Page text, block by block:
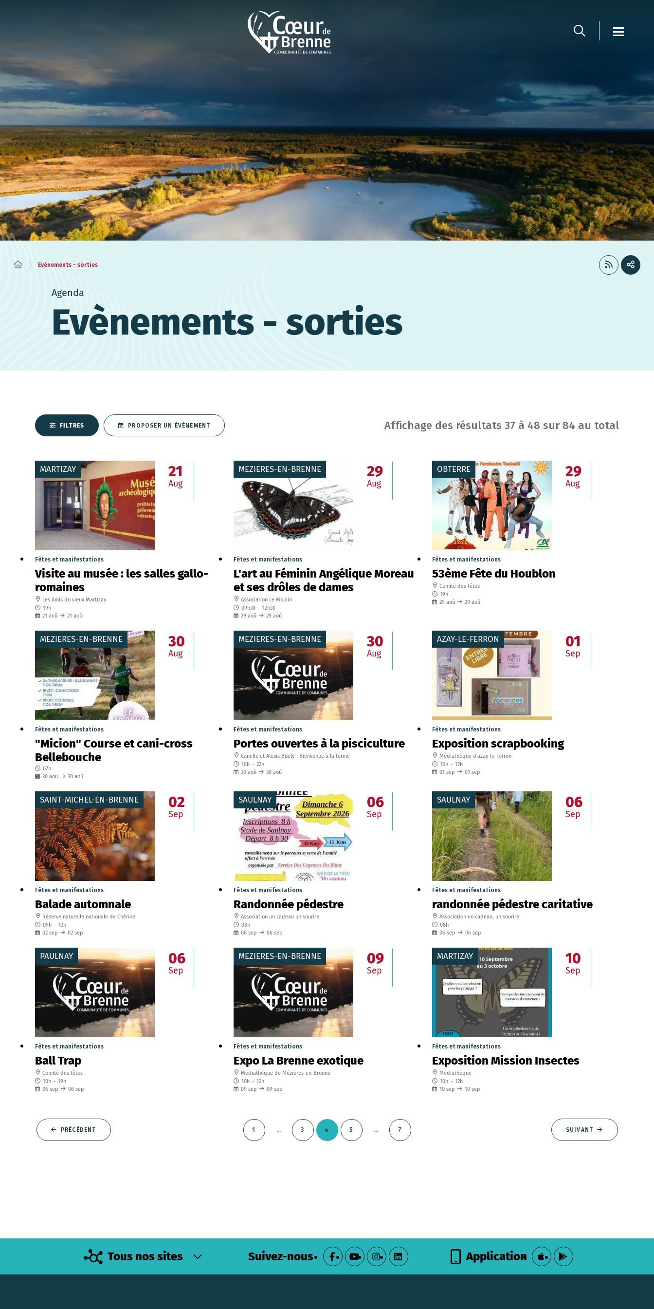
Evènements - sorties
Agenda
Evènements - sorties
FILTRES PROPOSER UN ÉVÉNEMENT Affichage des résultats 37 à 48 sur 84 au total
MARTIZAY
Fêtes et manifestations
Visite au musée : les salles gallo-
romaines
Les Amis du vieux Martizay
19h
21 aoû 21 aoû
21
Aug
MEZIERES-EN-BRENNE
Fêtes et manifestations
L'art au Féminin Angélique Moreau
et ses drôles de dames
Association Le Moulin
09h30 - 12h30
29 aoû 29 aoû
29
Aug
OBTERRE
Fêtes et manifestations
53ème Fête du Houblon
Comité des fêtes
19h
29 aoû 29 aoû
29
Aug
MEZIERES-EN-BRENNE
Fêtes et manifestations
"Micion" Course et cani-cross
Bellebouche
07h
30 aoû 30 aoû
30
Aug
MEZIERES-EN-BRENNE
Fêtes et manifestations
Portes ouvertes à la pisciculture
Camille et Alexis Boely - Bienvenue à la ferme
16h - 22h
30 aoû 30 aoû
30
Aug
AZAY-LE-FERRON
Fêtes et manifestations
Exposition scrapbooking
Médiathèque d'azay-le-Ferron
10h - 12h
01 sep 01 sep
01
Sep
SAINT-MICHEL-EN-BRENNE
Fêtes et manifestations
Balade automnale
Réserve naturelle nationale de Chérine
09h - 12h
02 sep 02 sep
02
Sep
SAULNAY
Fêtes et manifestations
Randonnée pédestre
Association un cadeau un sourire
08h
06 sep 06 sep
06
Sep
SAULNAY
Fêtes et manifestations
randonnée pédestre caritative
Association un cadeau, un sourire
08h
06 sep 06 sep
06
Sep
PAULNAY
Fêtes et manifestations
Ball Trap
Comité des fêtes
10h - 19h
06 sep 06 sep
06
Sep
MEZIERES-EN-BRENNE
Fêtes et manifestations
Expo La Brenne exotique
Médiathèque de Mézières-en-Brenne
10h - 12h
09 sep 09 sep
09
Sep
MARTIZAY
Fêtes et manifestations
Exposition Mission Insectes
Médiathèque
10h - 12h
10 sep 10 sep
10
Sep
PRÉCÉDENT 1 ... 3 4 5 ... 7 SUIVANT
Tous nos sites Suivez-nous Application